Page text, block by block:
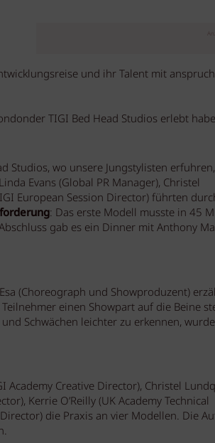
und ihr Talent mit
TIGI Bed Head Studios erlebt
Studios, wo unsere Jungstylisten
Evans (Global PR Manager), Christel
European Session Director) führten
: Das erste Modell musste in 45
gab es ein Dinner mit Anthony
(Choreograph und Showproduzent)
einen Showpart auf die Beine
Schwächen leichter zu erkennen,
Academy Creative Director), Christel
Kerrie O’Reilly (UK Academy Technical
die Praxis an vier Modellen. Die